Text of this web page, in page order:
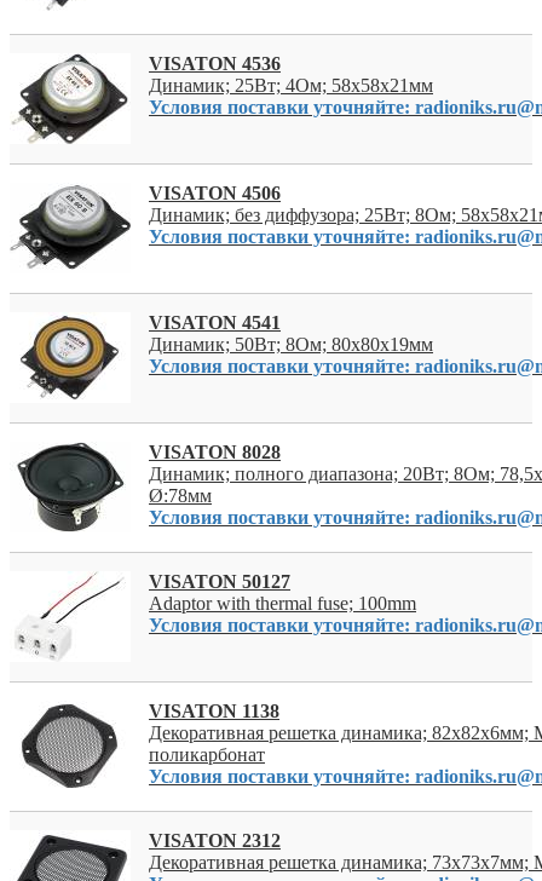
VISATON 4536
Динамик; 25Вт; 4Ом; 58x58x21мм
Условия поставки уточняйте:
VISATON 4506
Динамик; без диффузора; 25Вт; 8Ом;
Условия поставки уточняйте:
VISATON 4541
Динамик; 50Вт; 8Ом; 80x80x19мм
Условия поставки уточняйте:
VISATON 8028
Динамик; полного диапазона; 20Вт; 8Ом;
Ø:78мм
Условия поставки уточняйте:
VISATON 50127
Adaptor with thermal fuse; 100mm
Условия поставки уточняйте:
VISATON 1138
Декоративная решетка динамика; 82x82x6мм;
поликарбонат
Условия поставки уточняйте:
VISATON 2312
Декоративная решетка динамика; 73x73x7мм;